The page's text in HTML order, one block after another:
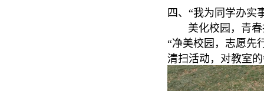
四、“我为同学办实
美化校园，青春
“净美校园，志愿先
清扫活动，对教室